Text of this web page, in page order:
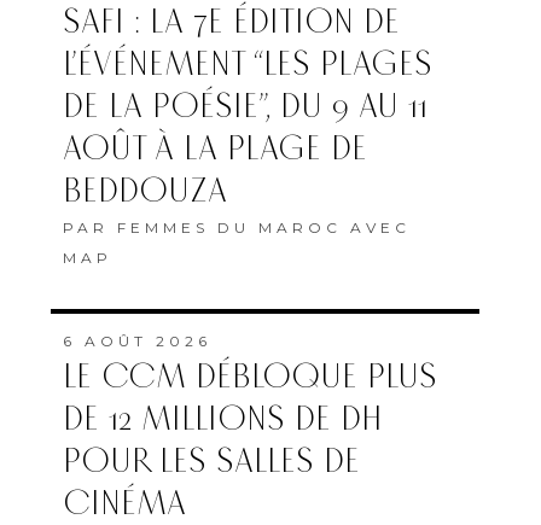
SAFI : LA 7E ÉDITION DE
L’ÉVÉNEMENT “LES PLAGES
DE LA POÉSIE”, DU 9 AU 11
AOÛT À LA PLAGE DE
BEDDOUZA
PAR FEMMES DU MAROC AVEC
MAP
6 AOÛT 2026
LE CCM DÉBLOQUE PLUS
DE 12 MILLIONS DE DH
POUR LES SALLES DE
CINÉMA